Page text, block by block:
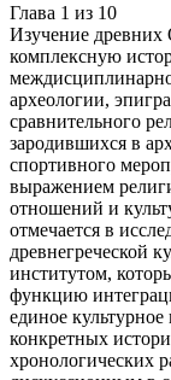
Глава 1 из 10
Изучение древних
комплексную
археологии,
сравнительного
зародившихся в
спортивного
выражением
отношений и
отмечается в
древнегреческой
институтом,
функцию
единое
конкретных
хронологических